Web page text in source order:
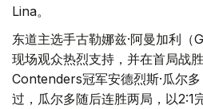
Lina。
东道主选手古勒娜兹·阿曼加利
现场观众热烈支持，并在首局战
Contenders冠军安德烈斯·瓜尔
过，瓜尔多随后连胜两局，以2:1